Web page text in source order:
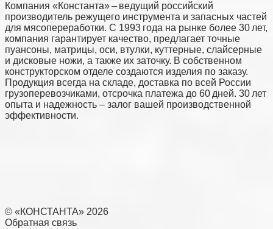
Компания «Константа» – ведущий российский
производитель режущего инструмента и запасных частей
для мясопереработки. С 1993 года на рынке более 30 лет,
компания гарантирует качество, предлагает точные
пуансоны, матрицы, оси, втулки, куттерные, слайсерные
и дисковые ножи, а также их заточку. В собственном
конструкторском отделе создаются изделия по заказу.
Продукция всегда на складе, доставка по всей России
грузоперевозчиками, отсрочка платежа до 60 дней. 30 лет
опыта и надежность – залог вашей производственной
эффективности.
© «КОНСТАНТА» 2026
Обратная связь